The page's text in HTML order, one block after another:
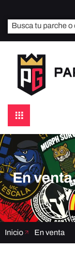
En venta
Inicio En venta